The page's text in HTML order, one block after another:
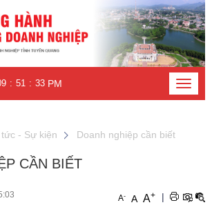
Toggle
: 51 : 34 PM
- Sự kiện Doanh nghiệp cần biết
CẦN BIẾT
A- A A+ |